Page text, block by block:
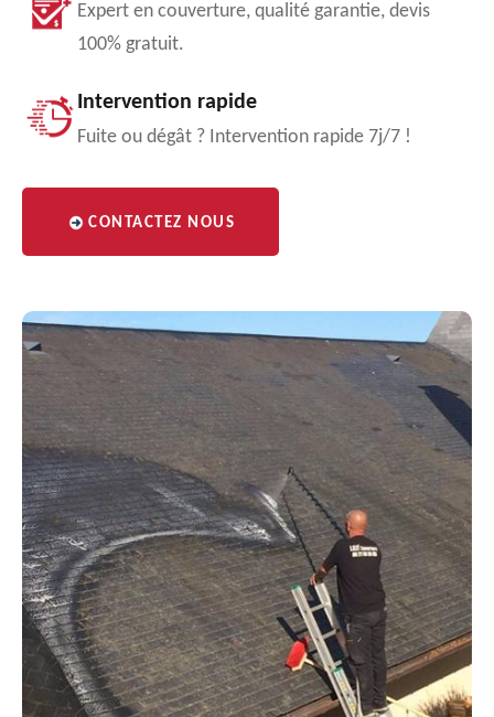
Expert en couverture, qualité garantie, devis
100% gratuit.
Intervention rapide
Fuite ou dégât ? Intervention rapide 7j/7 !
CONTACTEZ NOUS